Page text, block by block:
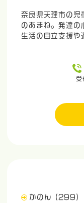
奈良県天理市の児
のあまね。発達の
生活の自立支援や
かのん
(299)